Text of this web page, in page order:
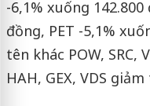
-6,1% xuống
đồng, PET -5,1%
tên khác POW, SRC,
HAH, GEX, VDS